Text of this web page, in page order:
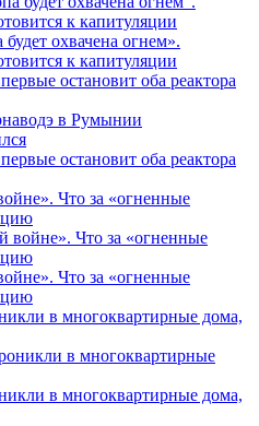
охвачена огнем».
к капитуляции
остановит оба реактора
остановит оба реактора
Что за «огненные
Что за «огненные
в многоквартирные дома,
в многоквартирные дома,